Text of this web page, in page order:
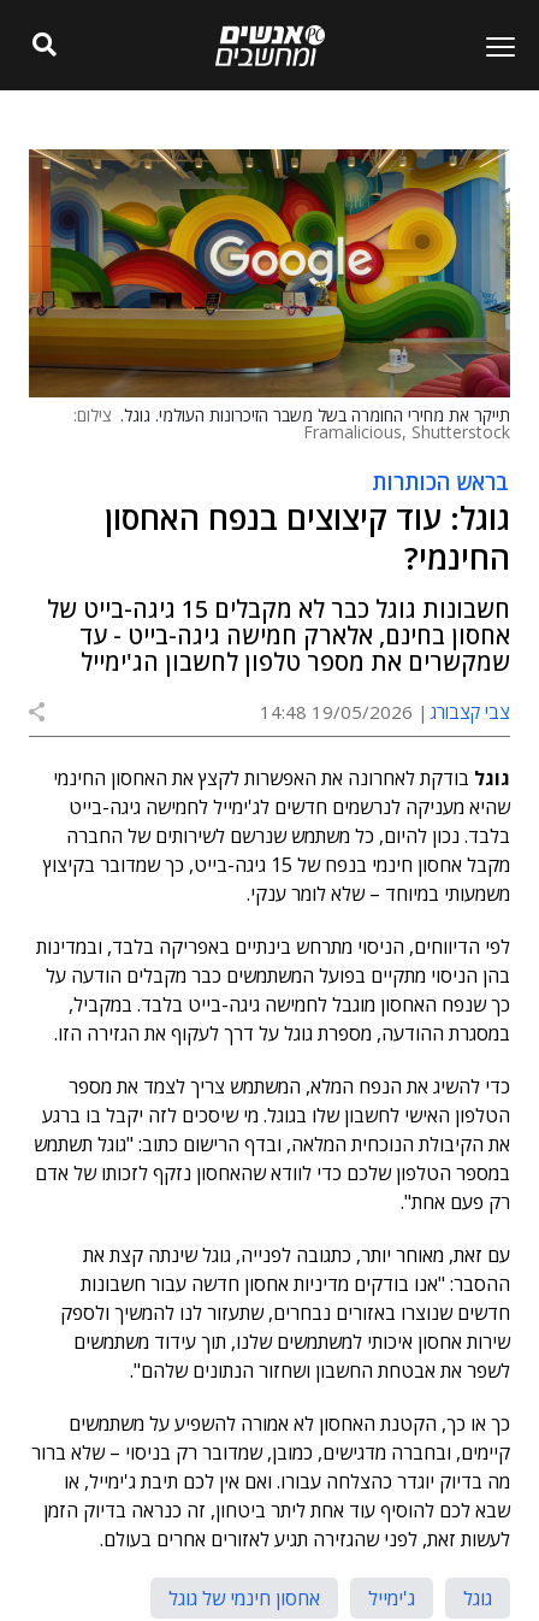
תייקר את מחירי החומרה בשל משבר הזיכרונות העולמי. גוגל. צילום:
Framalicious, Shutterstock
בראש הכותרות
גוגל: עוד קיצוצים בנפח האחסון
החינמי?
חשבונות גוגל כבר לא מקבלים 15 גיגה-בייט של
אחסון בחינם, אלארק חמישה גיגה-בייט - עד
שמקשרים את מספר טלפון לחשבון הג'ימייל
צבי קצבורג 19/05/2026 14:48
גוגל בודקת לאחרונה את האפשרות לקצץ את האחסון החינמי
שהיא מעניקה לנרשמים חדשים לג'ימייל לחמישה גיגה-בייט
בלבד. נכון להיום, כל משתמש שנרשם לשירותים של החברה
מקבל אחסון חינמי בנפח של 15 גיגה-בייט, כך שמדובר בקיצוץ
משמעותי במיוחד – שלא לומר ענקי.
לפי הדיווחים, הניסוי מתרחש בינתיים באפריקה בלבד, ובמדינות
בהן הניסוי מתקיים בפועל המשתמשים כבר מקבלים הודעה על
כך שנפח האחסון מוגבל לחמישה גיגה-בייט בלבד. במקביל,
במסגרת ההודעה, מספרת גוגל על דרך לעקוף את הגזירה הזו.
כדי להשיג את הנפח המלא, המשתמש צריך לצמד את מספר
הטלפון האישי לחשבון שלו בגוגל. מי שיסכים לזה יקבל בו ברגע
את הקיבולת הנוכחית המלאה, ובדף הרישום כתוב: "גוגל תשתמש
במספר הטלפון שלכם כדי לוודא שהאחסון נזקף לזכותו של אדם
רק פעם אחת".
עם זאת, מאוחר יותר, כתגובה לפנייה, גוגל שינתה קצת את
ההסבר: "אנו בודקים מדיניות אחסון חדשה עבור חשבונות
חדשים שנוצרו באזורים נבחרים, שתעזור לנו להמשיך ולספק
שירות אחסון איכותי למשתמשים שלנו, תוך עידוד משתמשים
לשפר את אבטחת החשבון ושחזור הנתונים שלהם".
כך או כך, הקטנת האחסון לא אמורה להשפיע על משתמשים
קיימים, ובחברה מדגישים, כמובן, שמדובר רק בניסוי – שלא ברור
מה בדיוק יוגדר כהצלחה עבורו. ואם אין לכם תיבת ג'ימייל, או
שבא לכם להוסיף עוד אחת ליתר ביטחון, זה כנראה בדיוק הזמן
לעשות זאת, לפני שהגזירה תגיע לאזורים אחרים בעולם.
גוגל ג'ימייל
אחסון חינמי של גוגל